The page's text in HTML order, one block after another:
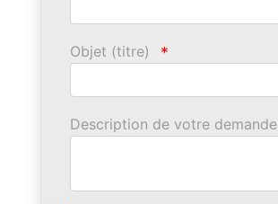
Objet (titre) *
Description de votre demande